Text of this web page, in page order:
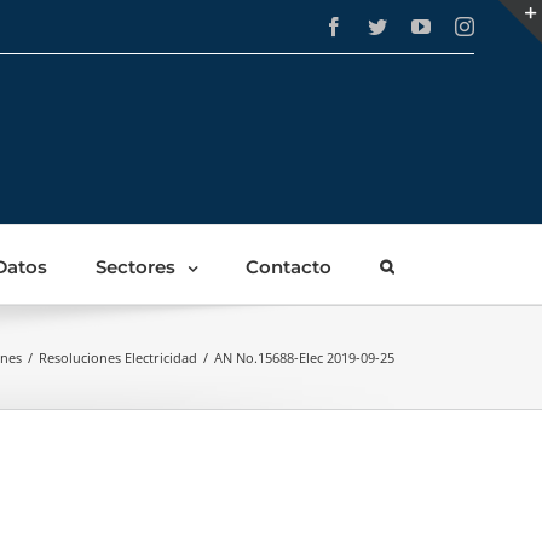
Facebook
TwitterYouTube
Sectores Contacto
/ Resoluciones Electricidad / AN No.15688-Elec 2019-09-25